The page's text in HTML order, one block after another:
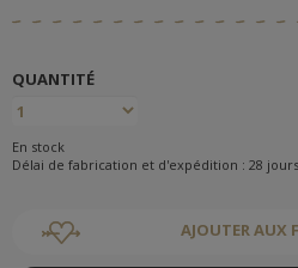
QUANTITÉ
En stock
Délai de fabrication et d'expédition : 28 jours
AJOUTER AUX